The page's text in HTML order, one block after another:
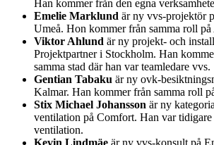
Han kommer från den egna
Emelie Marklund är ny vvs-projektör
Umeå. Hon kommer från samma roll
Viktor Ahlund är ny projekt- och
Projektpartner i Stockholm. Han
samma stad där han var teamledare vvs.
Gentian Tabaku är ny ovk-
Kalmar. Han kommer från samma roll
Stix Michael Johansson är ny
ventilation på Comfort. Han var
ventilation.
Kevin Lindmäe är ny vvs-konsult på